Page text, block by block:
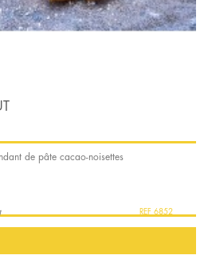
de pâte cacao-noisettes
6852